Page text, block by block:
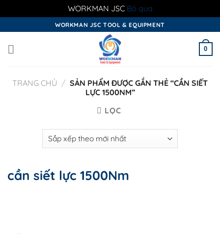
WORKMAN JSC Bỏ qua
to
content
WORKMAN JSC TOOL & EQUIPMENT
0
TRANG CHỦ / SẢN PHẨM ĐƯỢC GẮN THẺ “CẦN SIẾT
LỰC 1500NM”
LỌC
cần siết lực 1500Nm